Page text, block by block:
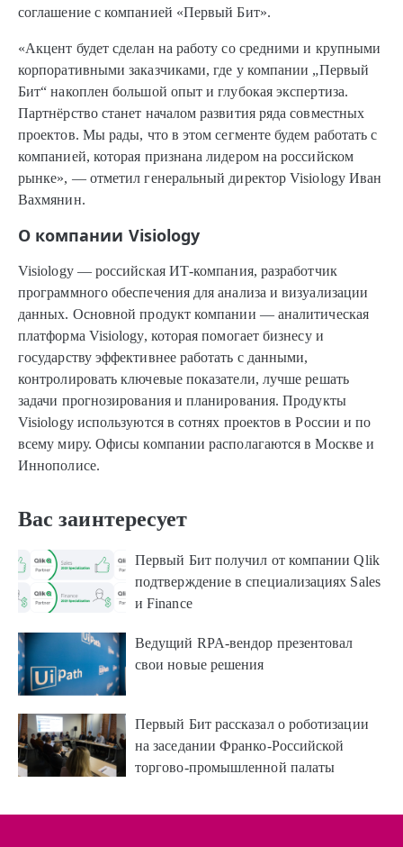
соглашение с компанией «Первый Бит».
«Акцент будет сделан на работу со средними и крупными
корпоративными заказчиками, где у компании „Первый
Бит“ накоплен большой опыт и глубокая экспертиза.
Партнёрство станет началом развития ряда совместных
проектов. Мы рады, что в этом сегменте будем работать с
компанией, которая признана лидером на российском
рынке», — отметил генеральный директор Visiology Иван
Вахмянин.
О компании Visiology
Visiology — российская ИТ-компания, разработчик
программного обеспечения для анализа и визуализации
данных. Основной продукт компании — аналитическая
платформа Visiology, которая помогает бизнесу и
государству эффективнее работать с данными,
контролировать ключевые показатели, лучше решать
задачи прогнозирования и планирования. Продукты
Visiology используются в сотнях проектов в России и по
всему миру. Офисы компании располагаются в Москве и
Иннополисе.
Вас заинтересует
Первый Бит получил от компании Qlik
подтверждение в специализациях Sales
и Finance
Ведущий RPA-вендор презентовал
свои новые решения
Первый Бит рассказал о роботизации
на заседании Франко-Российской
торгово-промышленной палаты